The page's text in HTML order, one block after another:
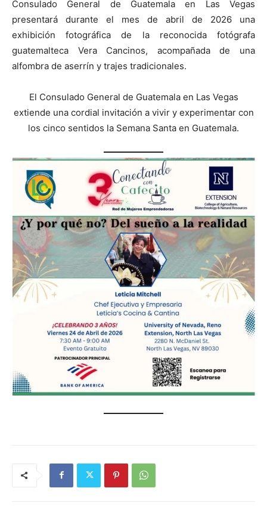
Consulado General de Guatemala en Las Vegas
presentará durante el mes de abril de 2026 una
exhibición fotográfica de la reconocida fotógrafa
guatemalteca Vera Cancinos, acompañada de una
alfombra de aserrín y trajes tradicionales.
El Consulado General de Guatemala en Las Vegas
extiende una cordial invitación a vivir y experimentar con
los cinco sentidos la Semana Santa en Guatemala.